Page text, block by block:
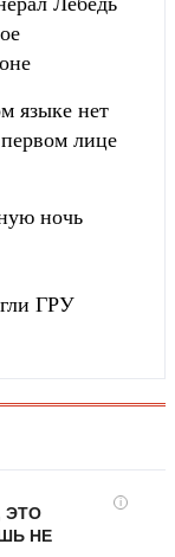
языке нет
лице
ночь
ГРУ
i
ЭТО
НЕ